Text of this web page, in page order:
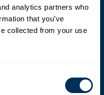
analytics partners who
that you’ve
collected from your use
บส่วนประกอบยานยนต์
นยํามีความสําคัญต่อ
รหัสและการพิมพ์ของเรา
ลขชิ้นส่วน หรือสัญลักษณ์
ามกฎระเบียบของ